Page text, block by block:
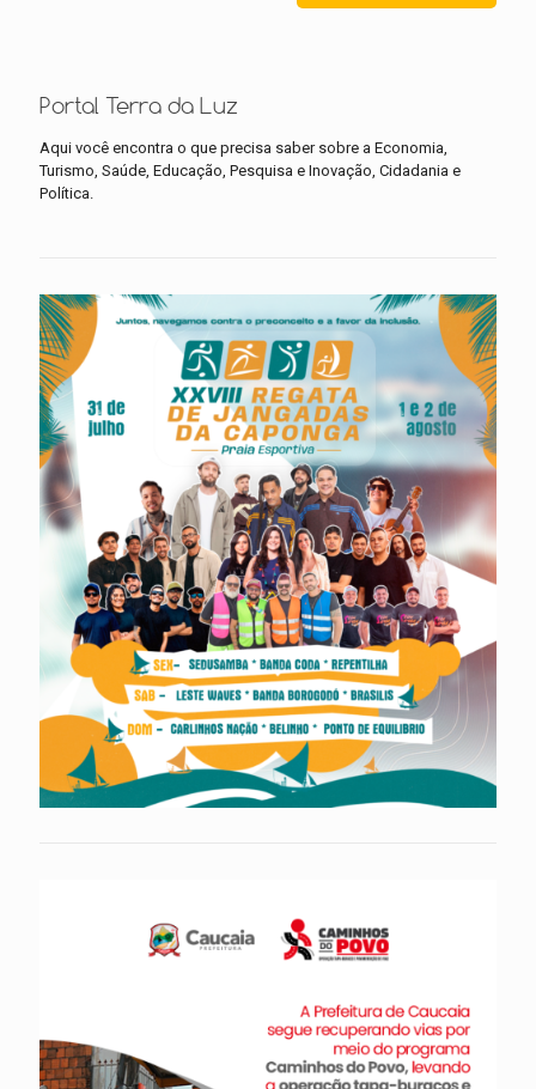
Portal Terra da Luz
Aqui você encontra o que precisa saber sobre a Economia,
Turismo, Saúde, Educação, Pesquisa e Inovação, Cidadania e
Política.